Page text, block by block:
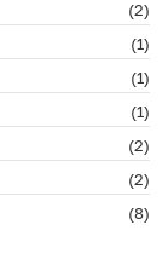
(2)
(1)
(1)
(1)
(2)
(2)
(8)